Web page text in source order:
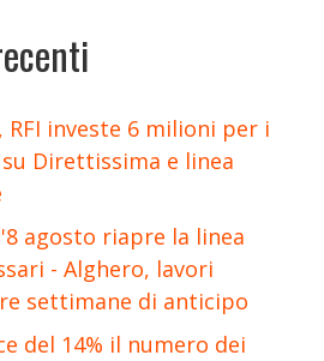
RFI investe 6 milioni per i
Direttissima e linea
agosto riapre la linea
- Alghero, lavori
settimane di anticipo
del 14% il numero dei